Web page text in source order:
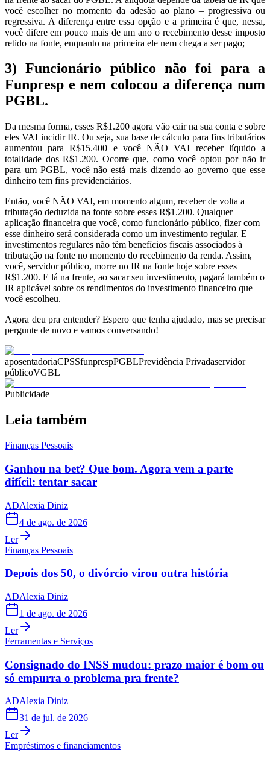
você escolher no momento da adesão ao plano – progressiva ou
regressiva. A diferença entre essa opção e a primeira é que, nessa,
você difere em pouco mais de um ano o recebimento desse imposto
retido na fonte, enquanto na primeira ele nem chega a ser pago;
3) Funcionário público não foi para a
Funpresp e nem colocou a diferença num
PGBL.
Da mesma forma, esses R$1.200 agora vão cair na sua conta e sobre
eles VAI incidir IR. Ou seja, sua base de cálculo para fins tributários
aumentou para R$15.400 e você NÃO VAI receber líquido a
totalidade dos R$1.200. Ocorre que, como você optou por não ir
para um PGBL, você não está mais dizendo ao governo que esse
dinheiro tem fins previdenciários.
Então, você NÃO VAI, em momento algum, receber de volta a
tributação deduzida na fonte sobre esses R$1.200. Qualquer
aplicação financeira que você, como funcionário público, fizer com
esse dinheiro será considerada como um investimento regular. E
investimentos regulares não têm benefícios fiscais associados à
tributação na fonte no momento do recebimento da renda. Assim,
você, servidor público, morre no IR na fonte hoje sobre esses
R$1.200. E lá na frente, ao sacar seu investimento, pagará também o
IR aplicável sobre os rendimentos do investimento financeiro que
você escolheu.
Agora deu pra entender? Espero que tenha ajudado, mas se precisar
pergunte de novo e vamos conversando!
aposentadoriaCPSSfunprespPGBLPrevidência Privadaservidor
públicoVGBL
Publicidade
Leia também
Finanças Pessoais
Ganhou na bet? Que bom. Agora vem a parte
difícil: tentar sacar
ADAlexia Diniz
4 de ago. de 2026
Ler
Finanças Pessoais
Depois dos 50, o divórcio virou outra história
ADAlexia Diniz
1 de ago. de 2026
Ler
Ferramentas e Serviços
Consignado do INSS mudou: prazo maior é bom ou
só empurra o problema pra frente?
ADAlexia Diniz
31 de jul. de 2026
Ler
Empréstimos e financiamentos